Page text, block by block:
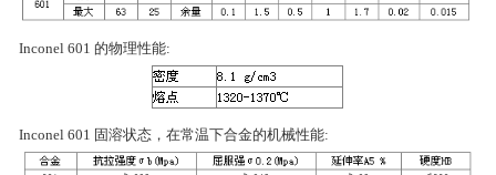
Inconel 601 的物理性能:
Inconel 601 固溶状态，在常温下合金的机械性能: